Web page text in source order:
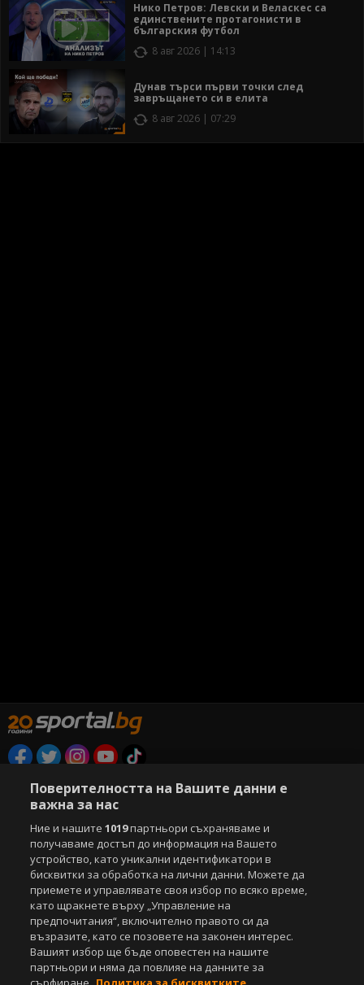
Нико Петров: Левски и Веласкес са
единствените протагонисти в
българския футбол
8 авг 2026 | 14:13
Дунав търси първи точки след
завръщането си в елита
8 авг 2026 | 07:29
Copyright © 2007-2026 Агенция Спортал. Всички права запазени.
Този уебсайт е собственост на
Sportal Media Group
За нас Екип За рекламa
Общи условия
Етични правила на НСС
Лични данни
Управление на предпочитания
Съдържанието на този уеб сайт и технологиите, използвани в него, са
под закрила на Закона за авторското право и сродните му права.
Всички статии, репортажи, интервюта и други текстови, графични и
видео материали, публикувани в сайта, са собственост на Агенция
Спортал, освен ако изрично е посочено друго. Допуска се
публикуване на текстови материали само след писмено съгласие на
Поверителността на Вашите данни е
важна за нас
Ние и нашите1019партньори съхраняваме и
получаваме достъп до информация на Вашето
устройство, като уникални идентификатори в
бисквитки за обработка на лични данни. Можете да
приемете и управлявате своя избор по всяко време,
като щракнете върху „Управление на
предпочитания“, включително правото си да
възразите, като се позовете на законен интерес.
Вашият избор ще бъде оповестен на нашите
партньори и няма да повлияе на данните за